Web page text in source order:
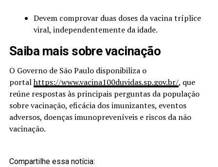
Devem comprovar duas doses da vacina tríplice
viral, independentemente da idade.
Saiba mais sobre vacinação
O Governo de São Paulo disponibiliza o
portalhttps://www.vacina100duvidas.sp.gov.br/, que
reúne respostas às principais perguntas da população
sobre vacinação, eficácia dos imunizantes, eventos
adversos, doenças imunopreveníveis e riscos da não
vacinação.
Compartilhe essa notícia: